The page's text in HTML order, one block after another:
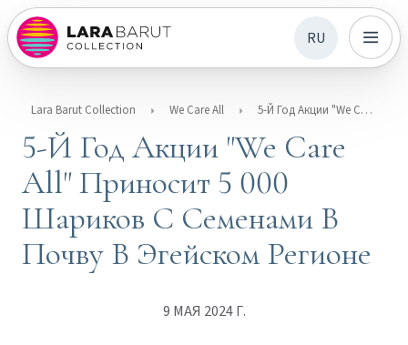
RU
Lara Barut Collection We Care All 5-Й Год Акции "We Care All" Приносит 5 000 Шариков С Семенами В Почву В Эгейском Регионе
5-Й Год Акции "We Care
All" Приносит 5 000
Шариков С Семенами В
Почву В Эгейском Регионе
9 МАЯ 2024 Г.